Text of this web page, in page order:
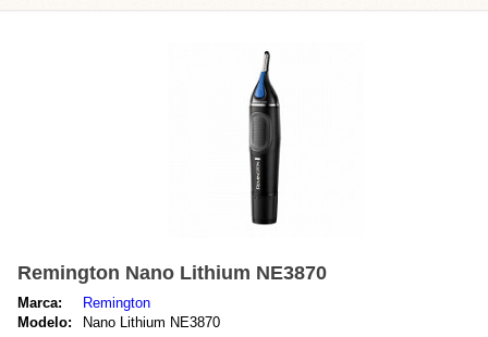
Remington Nano Lithium NE3870
Marca:
Remington
Modelo:
Nano Lithium NE3870